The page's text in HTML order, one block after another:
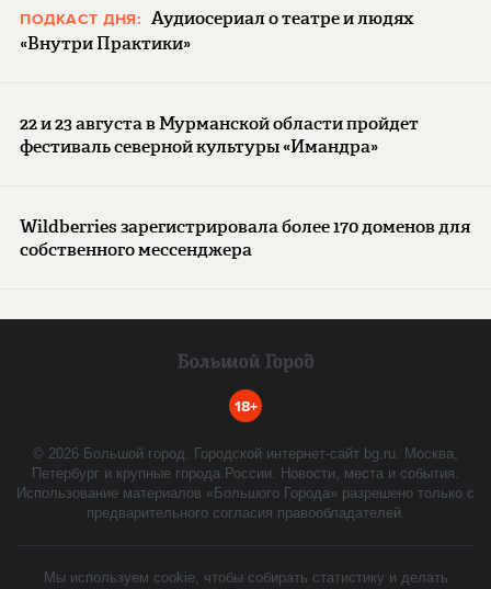
ПОДКАСТ ДНЯ: Аудиосериал о театре и людях
«Внутри Практики»
22 и 23 августа в Мурманской области пройдет
фестиваль северной культуры «Имандра»
Wildberries зарегистрировала более 170 доменов для
собственного мессенджера
18+
© 2026 Большой город. Городской интернет-сайт bg.ru. Москва,
Петербург и крупные города России. Новости, места и события.
Использование материалов «Большого Города» разрешено только с
предварительного согласия правообладателей.
Мы используем cookie, чтобы собирать статистику и делать